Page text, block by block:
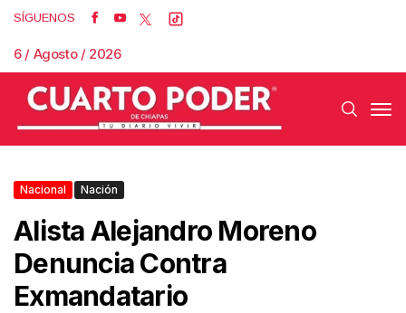
SÍGUENOS
6 / Agosto / 2026
Nacional Nación
Alista Alejandro Moreno
Denuncia Contra
Exmandatario